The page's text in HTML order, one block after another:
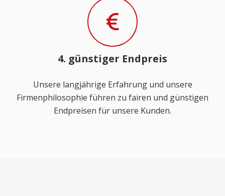
4. günstiger Endpreis
Unsere langjährige Erfahrung und unsere
Firmenphilosophie führen zu fairen und günstigen
Endpreisen für unsere Kunden.